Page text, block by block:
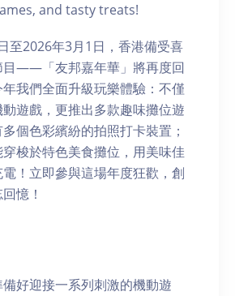
and tasty treats!
至2026年3月1日，香港備受喜
目——「友邦嘉年華」將再度回
我們全面升級玩樂體驗：不僅
遊戲，更推出多款趣味攤位遊
個色彩繽紛的拍照打卡裝置；
梭於特色美食攤位，用美味佳
！立即參與這場年度狂歡，創
憶！
備好迎接一系列刺激的機動遊